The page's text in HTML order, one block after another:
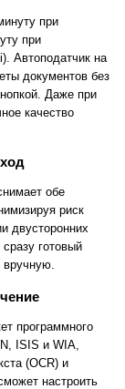
при
при
Автоподатчик на
документов без
Даже при
качество
обе
риск
двусторонних
готовый
вручную.
программного
ISIS и WIA,
(OCR) и
настроить